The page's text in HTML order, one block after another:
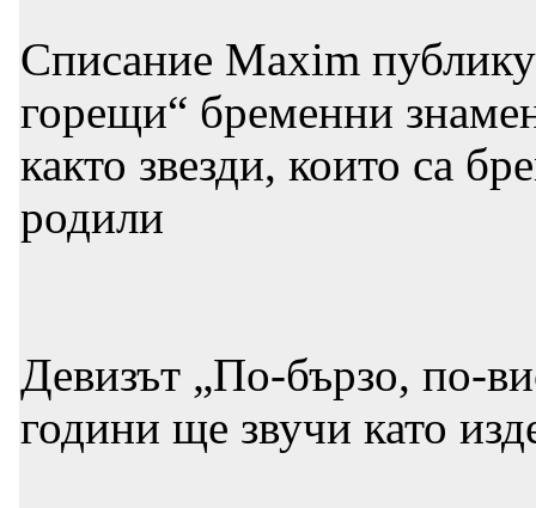
Списание Maxim
горещи“ бременни
както звезди, които са
родили
Девизът „По-бързо, по-
години ще звучи като